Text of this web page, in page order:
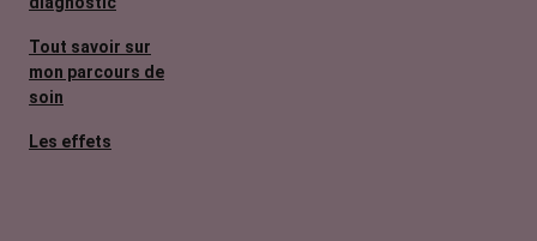
Tout savoir sur
mon parcours de
soin
Les effets